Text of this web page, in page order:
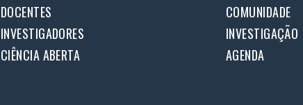
DOCENTES
COMUNIDADE
INVESTIGADORES
INVESTIGAÇÃO
CIÊNCIA ABERTA
AGENDA